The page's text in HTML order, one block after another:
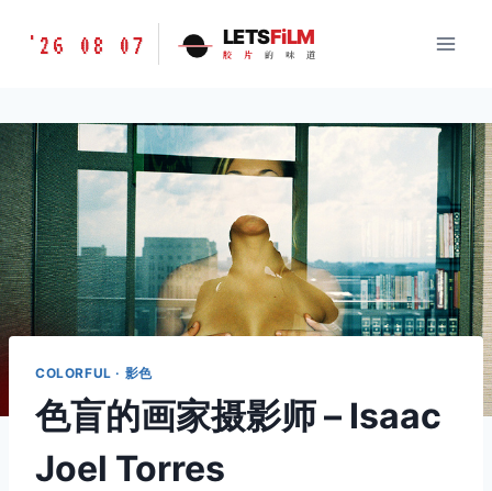
胶
味
道
LETSFILM
'26 08 07 LETSFiLM
胶 片 的 味 道
COLORFUL · 影色
色盲的画家摄影师 – Isaac
Joel Torres